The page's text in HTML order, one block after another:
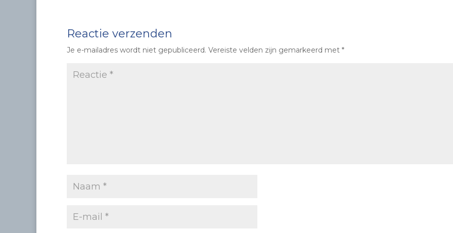
Reactie verzenden
Je e-mailadres wordt niet gepubliceerd. Vereiste velden zijn gemarkeerd met *